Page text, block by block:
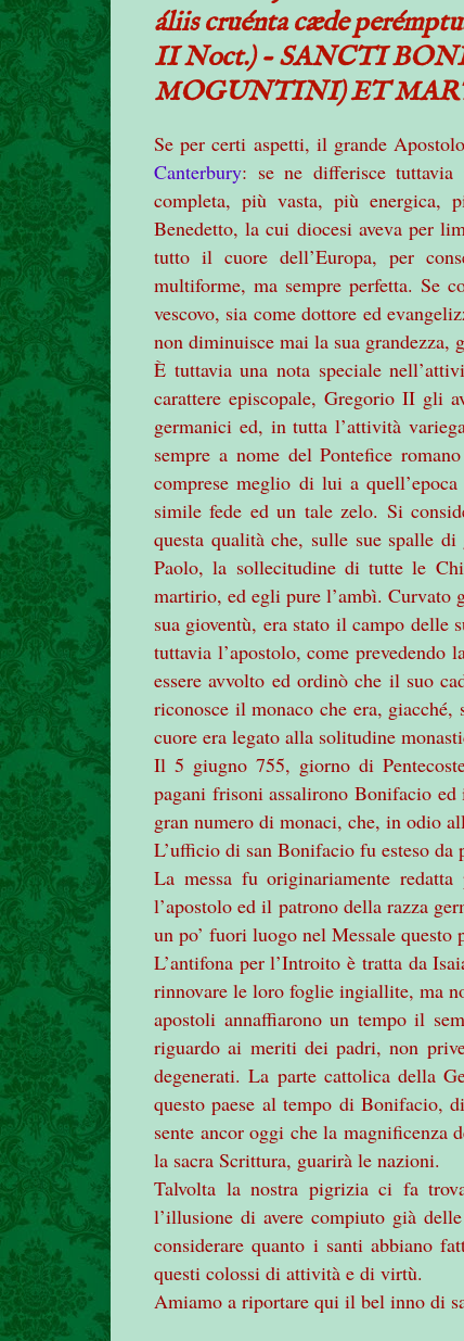
áliis cruénta cæde
II Noct.) - SANCTI
MOGUNTINI) ET
Se per certi aspetti, il grande
Canterbury: se ne differisce tuttavia
completa, più vasta, più energica,
Benedetto, la cui diocesi aveva per
tutto il cuore dell’Europa, per
multiforme, ma sempre perfetta. Se
vescovo, sia come dottore ed
non diminuisce mai la sua grandezza,
È tuttavia una nota speciale
carattere episcopale, Gregorio II gli
germanici ed, in tutta l’attività
sempre a nome del Pontefice
comprese meglio di lui a
simile fede ed un tale zelo. Si
questa qualità che, sulle sue spalle
Paolo, la sollecitudine di tutte le
martirio, ed egli pure l’ambì. Curvato
sua gioventù, era stato il campo
tuttavia l’apostolo, come
essere avvolto ed ordinò che il suo
riconosce il monaco che era,
cuore era legato alla solitudine
Il 5 giugno 755, giorno di
pagani frisoni assalirono Bonifacio
gran numero di monaci, che, in odio
L’ufficio di san Bonifacio fu esteso da
La messa fu originariamente
l’apostolo ed il patrono della razza
un po’ fuori luogo nel Messale questo
L’antifona per l’Introito è tratta da
rinnovare le loro foglie ingiallite, ma
apostoli annaffiarono un tempo il
riguardo ai meriti dei padri, non
degenerati. La parte cattolica della
questo paese al tempo di
sente ancor oggi che la magnificenza
la sacra Scrittura, guarirà le nazioni.
Talvolta la nostra pigrizia ci fa
l’illusione di avere compiuto già
considerare quanto i santi abbiano
questi colossi di attività e di virtù.
Amiamo a riportare qui il bel inno di